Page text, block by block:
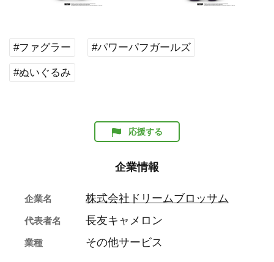
#ファグラー #パワーパフガールズ
#ぬいぐるみ
応援する
企業情報
企業名 株式会社ドリームブロッサム
代表者名 長友キャメロン
業種 その他サービス